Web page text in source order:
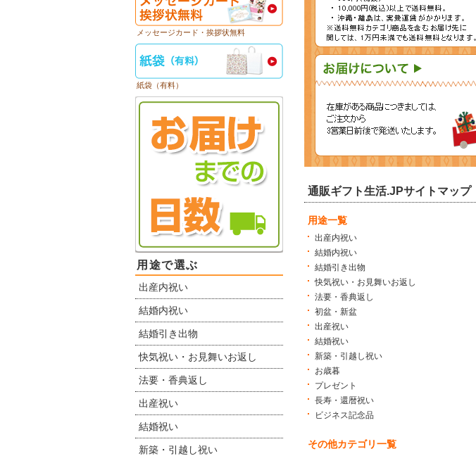
通販ギフト生活.JPサイトマップ
用途一覧
出産内祝い
結婚内祝い
結婚引き出物
快気祝い・お見舞いお返し
法要・香典返し
初盆・新盆
出産祝い
結婚祝い
新築・引越し祝い
お歳暮
プレゼント
長寿・還暦祝い
ビジネス記念品
その他カテゴリ一覧
メッセージカード・挨拶状無料
紙袋（有料）
用途で選ぶ
出産内祝い
結婚内祝い
結婚引き出物
快気祝い・お見舞いお返し
法要・香典返し
出産祝い
結婚祝い
新築・引越し祝い